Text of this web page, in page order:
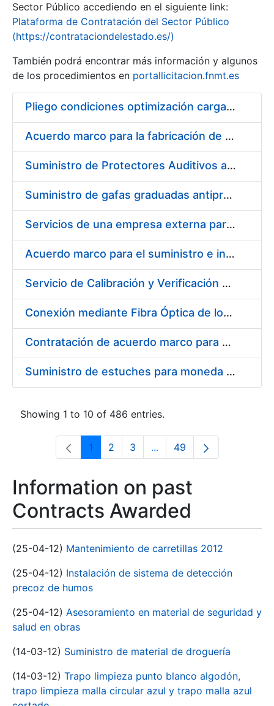
Show/Hide
Sector Público accediendo en el siguiente link:
Plataforma de Contratación del Sector Público
(https://contrataciondelestado.es/)
También podrá encontrar más información y algunos
de los procedimientos en portallicitacion.fnmt.es
Pliego condiciones optimización cargas compras firmado
Acuerdo marco para la fabricación de piezas
Suministro de Protectores Auditivos a medida para las personas trabajadoras de los Centros de Trabajo de Madrid y Burgos
Suministro de gafas graduadas antiproyecciones para los trabajadores de la FNMT-RCM en los centros de trabajo de Madrid y Burgos
Servicios de una empresa externa para el asesoramiento y resolución de los recursos de alzada que se presentan relacionados con procesos de selección para la FNMT-RCM
Acuerdo marco para el suministro e instalación de persianas, estores y otros complementos
Servicio de Calibración y Verificación Externa de los Equipos de Medición del Servicio de Prevención de la FNMT-RCM
Conexión mediante Fibra Óptica de los Centros de Proceso de Datos (CPDs) de las sedes de la FNMT-RCM de Burgos y Madrid
Contratación de acuerdo marco para el Suministro de Material de Electricidad para la Fábrica Nacional de Moneda y Timbre-Real Casa de la Moneda en su centro de trabajo de Burgos
Suministro de estuches para moneda de 30 €
Showing 1 to 10 of 486 entries.
Page
1 Page
2 Page
3 ...Intermediate Pages Use
Page
49
Information on past
Contracts Awarded
(25-04-12) Mantenimiento de carretillas 2012
(25-04-12) Instalación de sistema de detección
precoz de humos
(25-04-12) Asesoramiento en material de seguridad y
salud en obras
(14-03-12) Suministro de material de droguería
(14-03-12) Trapo limpieza punto blanco algodón,
trapo limpieza malla circular azul y trapo malla azul